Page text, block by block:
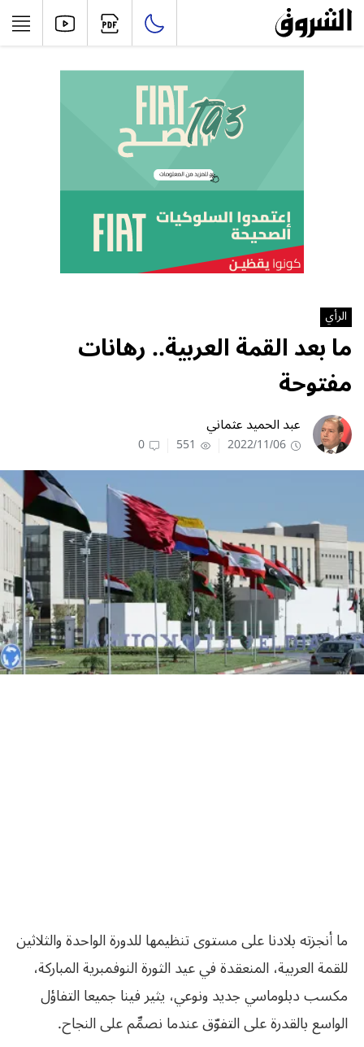
الرأي
ما بعد القمة العربية.. رهانات
مفتوحة
عبد الحميد عثماني
2022/11/06
551
0
ما أنجزته بلادنا على مستوى تنظيمها للدورة الواحدة والثلاثين
للقمة العربية، المنعقدة في عيد الثورة النوفمبرية المباركة،
مكسب دبلوماسي جديد ونوعي، يثير فينا جميعا التفاؤل
الواسع بالقدرة على التفوّق عندما نصمِّم على النجاح.